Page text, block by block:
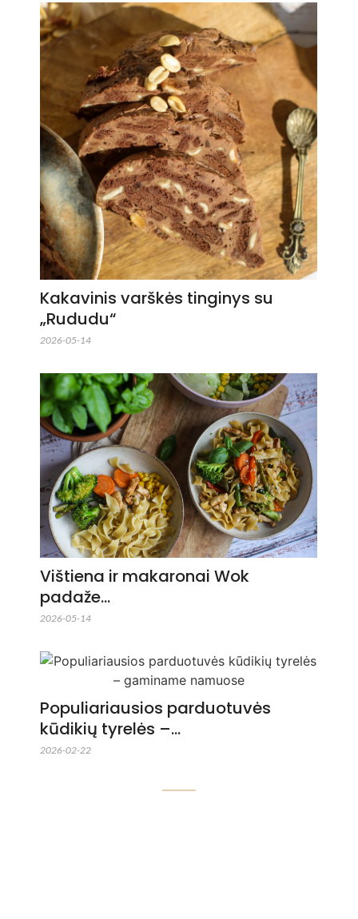
Kakavinis varškės tinginys su
„Rududu“
2026-05-14
Vištiena ir makaronai Wok
padaže…
2026-05-14
Populiariausios parduotuvės
kūdikių tyrelės –…
2026-02-22